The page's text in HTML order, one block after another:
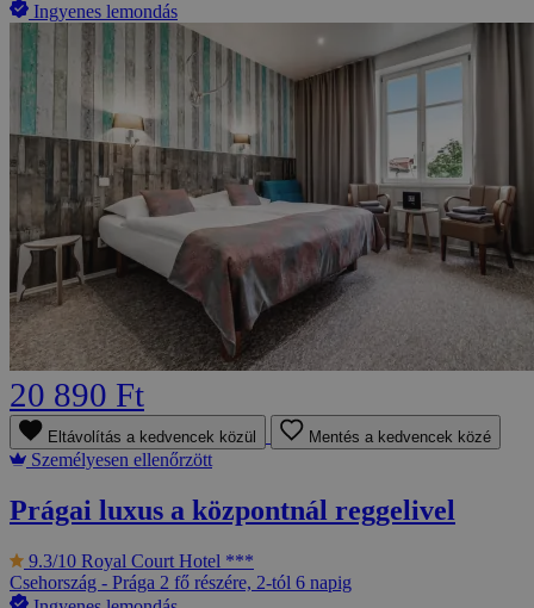
Ingyenes lemondás
20 890 Ft
Eltávolítás a kedvencek közül Mentés a kedvencek közé
Személyesen ellenőrzött
Prágai luxus a központnál reggelivel
9.3/10 Royal Court Hotel ***
Csehország - Prága 2 fő részére, 2-tól 6 napig